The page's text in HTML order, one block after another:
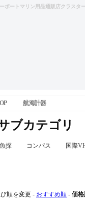
ボートマリン用品通販店クラスタ
航海計器
魚探 コンパス 国際
順を変更 - おすすめ順 - 価